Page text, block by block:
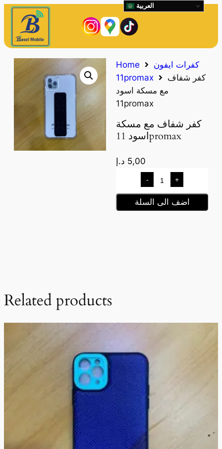
Home
كفرات ايفون
11promax
كفر شفاف
مع مسكة اسود
11promax
كفر شفاف مع مسكة
اسود 11promax
5,00 د.إ
- +
اضف الى السلة
Related products
العربية